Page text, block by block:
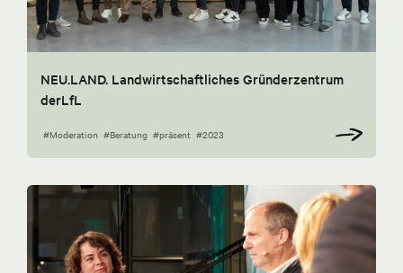
NEU.LAND. Landwirtschaftliches Gründerzentrum
derLfL
#Moderation #Beratung #präsent #2023